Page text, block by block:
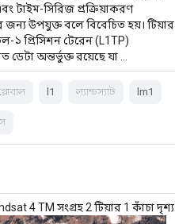
টাইম-সিরিজ প্রক্রিয়াকরণ
জন্য উপযুক্ত বলে বিবেচিত হয়। টিয়ার
১ প্রিসিশন টেরেন (L1TP)
ডেটা অন্তর্ভুক্ত রয়েছে যা …
l1 ল্যান্ডস্যাট lm1
4 TM সংগ্রহ 2 টিয়ার 1 কাঁচা দৃশ্য